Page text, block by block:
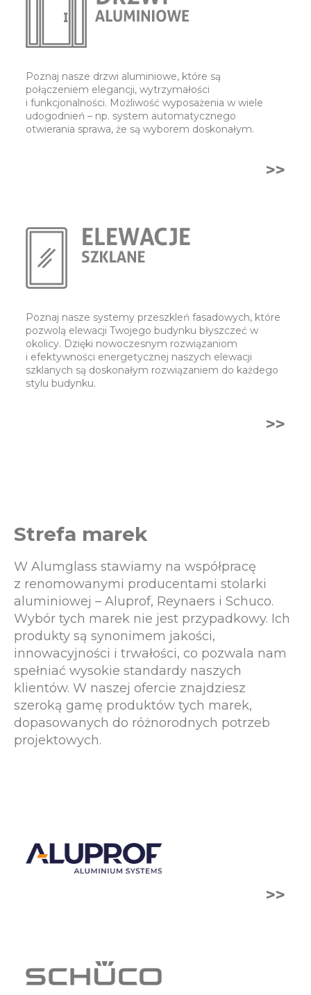
Poznaj nasze drzwi aluminiowe, które są
połączeniem elegancji, wytrzymałości
i funkcjonalności. Możliwość wyposażenia w wiele
udogodnień – np. system automatycznego
otwierania sprawa, że są wyborem doskonałym.
>>
Poznaj nasze systemy przeszkleń fasadowych, które
pozwolą elewacji Twojego budynku błyszczeć w
okolicy. Dzięki nowoczesnym rozwiązaniom
i efektywności energetycznej naszych elewacji
szklanych są doskonałym rozwiązaniem do każdego
stylu budynku.
>>
Strefa marek
W Alumglass stawiamy na współpracę
z renomowanymi producentami stolarki
aluminiowej – Aluprof, Reynaers i Schuco.
Wybór tych marek nie jest przypadkowy. Ich
produkty są synonimem jakości,
innowacyjności i trwałości, co pozwala nam
spełniać wysokie standardy naszych
klientów. W naszej ofercie znajdziesz
szeroką gamę produktów tych marek,
dopasowanych do różnorodnych potrzeb
projektowych.
>>